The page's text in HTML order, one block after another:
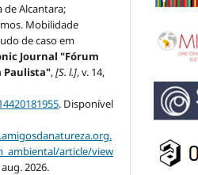
de Alcantara;
Mobilidade
de caso em
Journal "Fórum
Paulista",[S. l.], v. 14,
. Disponível
article/view
2026.